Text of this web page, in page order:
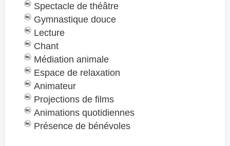
Spectacle de théâtre
Gymnastique douce
Lecture
Chant
Médiation animale
Espace de relaxation
Animateur
Projections de films
Animations quotidiennes
Présence de bénévoles